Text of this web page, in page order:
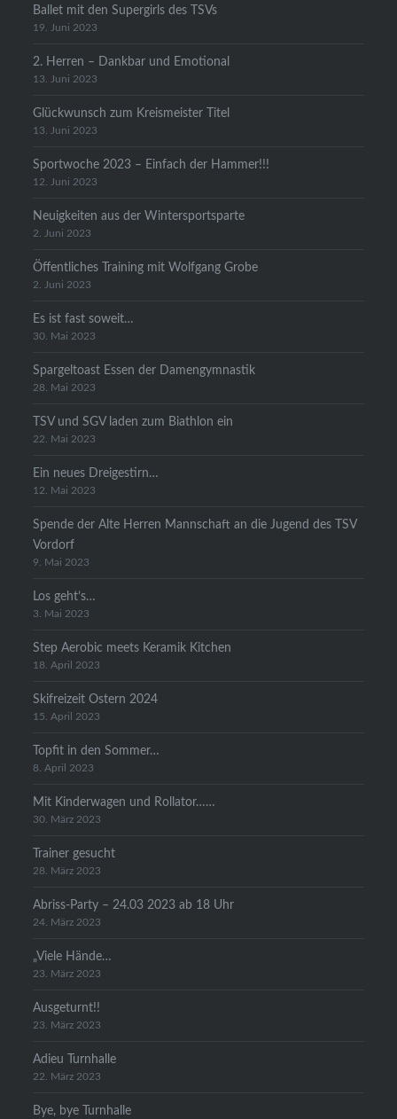
Ballet mit den Supergirls des TSVs
19. Juni 2023
2. Herren – Dankbar und Emotional
13. Juni 2023
Glückwunsch zum Kreismeister Titel
13. Juni 2023
Sportwoche 2023 – Einfach der Hammer!!!
12. Juni 2023
Neuigkeiten aus der Wintersportsparte
2. Juni 2023
Öffentliches Training mit Wolfgang Grobe
2. Juni 2023
Es ist fast soweit…
30. Mai 2023
Spargeltoast Essen der Damengymnastik
28. Mai 2023
TSV und SGV laden zum Biathlon ein
22. Mai 2023
Ein neues Dreigestirn…
12. Mai 2023
Spende der Alte Herren Mannschaft an die Jugend des TSV
Vordorf
9. Mai 2023
Los geht’s…
3. Mai 2023
Step Aerobic meets Keramik Kitchen
18. April 2023
Skifreizeit Ostern 2024
15. April 2023
Topfit in den Sommer…
8. April 2023
Mit Kinderwagen und Rollator……
30. März 2023
Trainer gesucht
28. März 2023
Abriss-Party – 24.03 2023 ab 18 Uhr
24. März 2023
„Viele Hände…
23. März 2023
Ausgeturnt!!
23. März 2023
Adieu Turnhalle
22. März 2023
Bye, bye Turnhalle